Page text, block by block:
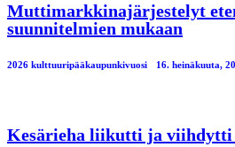
Muttimarkkinajärjestelyt
suunnitelmien mukaan
2026 kulttuuripääkaupunkivuosi 16. heinäkuuta,
Kesärieha liikutti ja viihdytti